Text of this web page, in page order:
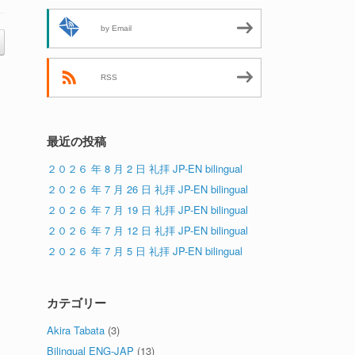
by Email
RSS
最近の投稿
２０２６ 年 8 月 2 日 礼拝 JP-EN bilingual
２０２６ 年 7 月 26 日 礼拝 JP-EN bilingual
２０２６ 年 7 月 19 日 礼拝 JP-EN bilingual
２０２６ 年 7 月 12 日 礼拝 JP-EN bilingual
２０２６ 年 7 月 5 日 礼拝 JP-EN bilingual
カテゴリー
Akira Tabata (3)
Bilingual ENG-JAP (13)